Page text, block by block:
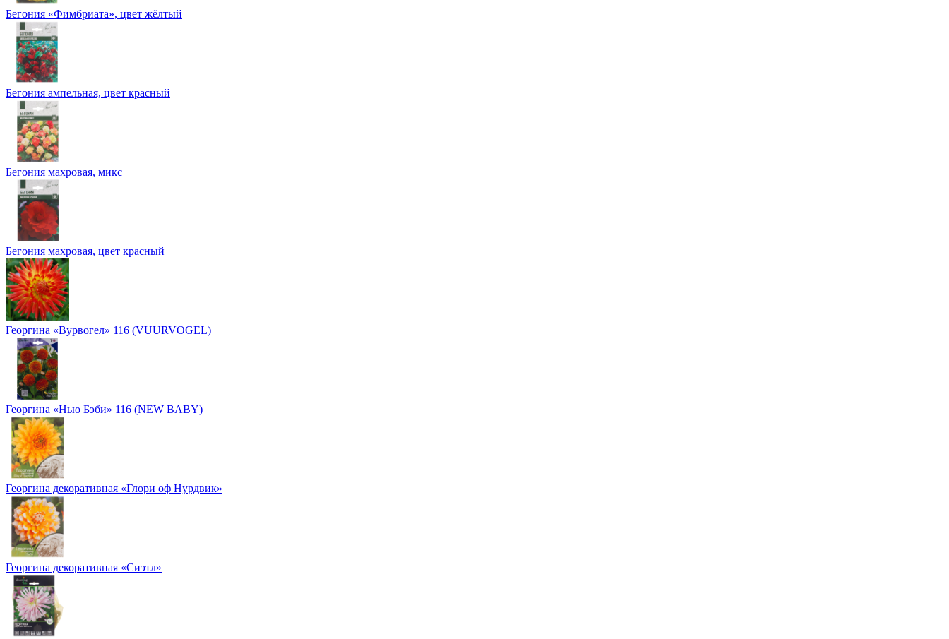
Бегония «Фимбриата», цвет жёлтый
Бегония ампельная, цвет красный
Бегония махровая, микс
Бегония махровая, цвет красный
Георгина «Вурвогел» 116 (VUURVOGEL)
Георгина «Нью Бэби» 116 (NEW BABY)
Георгина декоративная «Глори оф Нурдвик»
Георгина декоративная «Сиэтл»